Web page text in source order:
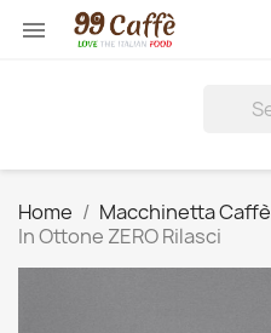

Home Macchinetta Caffè
In Ottone ZERO Rilasci